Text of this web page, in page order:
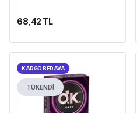
68,42 TL
KARGO BEDAVA
TÜKENDİ